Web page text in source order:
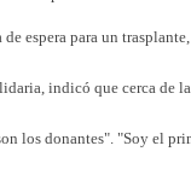
espera para un
indicó que cerca de
los donantes". "Soy el